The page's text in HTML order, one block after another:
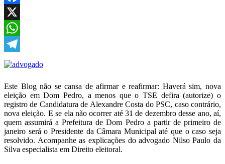
Facebook
X
WhatsApp
Telegram
Este Blog não se cansa de afirmar e reafirmar: Haverá sim, nova
eleição em Dom Pedro, a menos que o TSE defira (autorize) o
registro de Candidatura de Alexandre Costa do PSC, caso contrário,
nova eleição. E se ela não ocorrer até 31 de dezembro desse ano, aí,
quem assumirá a Prefeitura de Dom Pedro a partir de primeiro de
janeiro será o Presidente da Câmara Municipal até que o caso seja
resolvido. Acompanhe as explicações do advogado Nilso Paulo da
Silva especialista em Direito eleitoral.